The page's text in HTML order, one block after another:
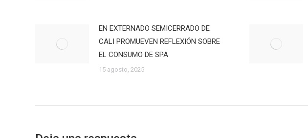
EN EXTERNADO SEMICERRADO DE
CALI PROMUEVEN REFLEXIÓN SOBRE
EL CONSUMO DE SPA
15 agosto, 2025